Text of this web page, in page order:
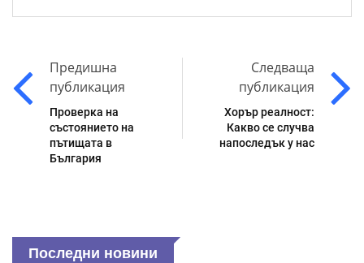
Предишна
публикация
Проверка на
състоянието на
пътищата в
България
Следваща
публикация
Хорър реалност:
Какво се случва
напоследък у нас
Последни новини